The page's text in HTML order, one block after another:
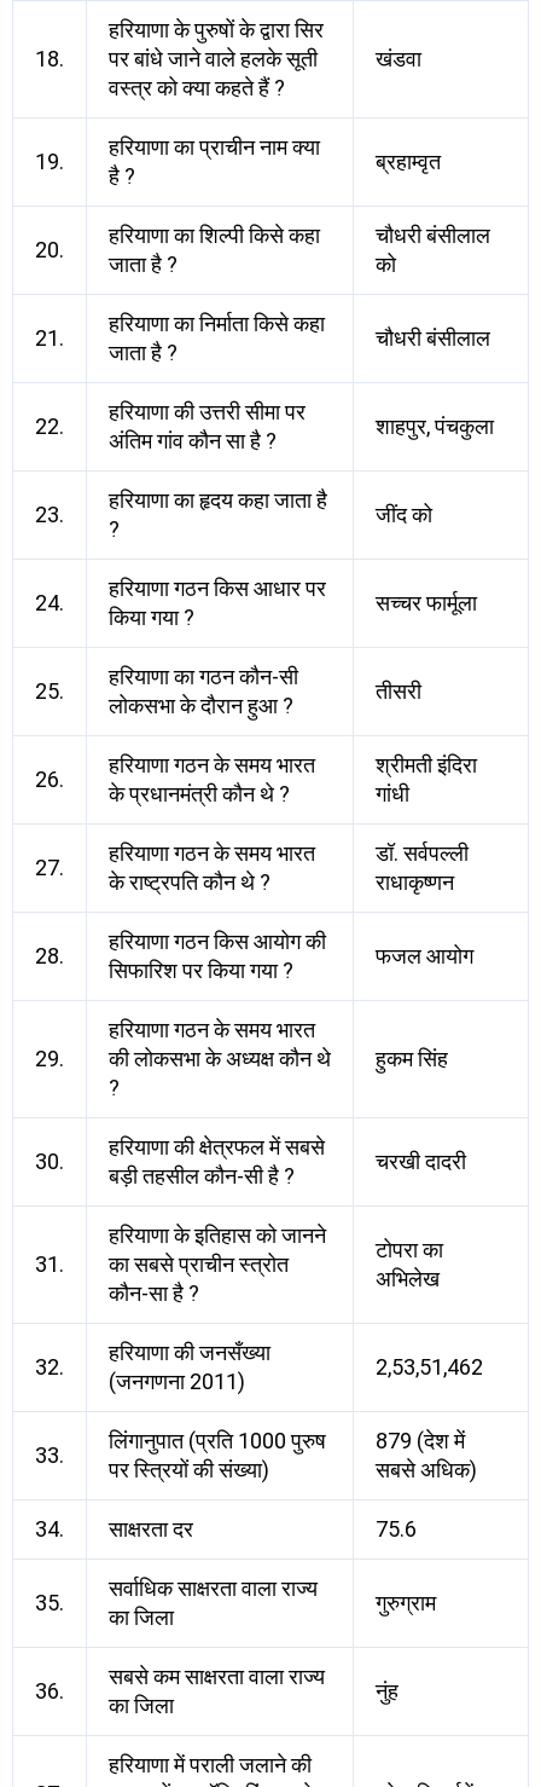
18.
हरियाणा के पुरुषों के द्वारा सिर
पर बांधे जाने वाले हलके सूती
वस्त्र को क्या कहते हैं ?
खंडवा
19.
हरियाणा का प्राचीन नाम क्या
है ?
ब्रहाम्वृत
20.
हरियाणा का शिल्पी किसे कहा
जाता है ?
चौधरी बंसीलाल
को
21.
हरियाणा का निर्माता किसे कहा
जाता है ?
चौधरी बंसीलाल
22.
हरियाणा की उत्तरी सीमा पर
अंतिम गांव कौन सा है ?
शाहपुर, पंचकुला
23.
हरियाणा का हृदय कहा जाता है
?
जींद को
24.
हरियाणा गठन किस आधार पर
किया गया ?
सच्चर फार्मूला
25.
हरियाणा का गठन कौन-सी
लोकसभा के दौरान हुआ ?
तीसरी
26.
हरियाणा गठन के समय भारत
के प्रधानमंत्री कौन थे ?
श्रीमती इंदिरा
गांधी
27.
हरियाणा गठन के समय भारत
के राष्ट्रपति कौन थे ?
डॉ. सर्वपल्ली
राधाकृष्णन
28.
हरियाणा गठन किस आयोग की
सिफारिश पर किया गया ?
फजल आयोग
29.
हरियाणा गठन के समय भारत
की लोकसभा के अध्यक्ष कौन थे
?
हुकम सिंह
30.
हरियाणा की क्षेत्रफल में सबसे
बड़ी तहसील कौन-सी है ?
चरखी दादरी
31.
हरियाणा के इतिहास को जानने
का सबसे प्राचीन स्त्रोत
कौन-सा है ?
टोपरा का
अभिलेख
32.
हरियाणा की जनसँख्या
(जनगणना 2011)
2,53,51,462
33.
लिंगानुपात (प्रति 1000 पुरुष
पर स्त्रियों की संख्या)
879 (देश में
सबसे अधिक)
34. साक्षरता दर 75.6
35.
सर्वाधिक साक्षरता वाला राज्य
का जिला
गुरुग्राम
36.
सबसे कम साक्षरता वाला राज्य
का जिला
नुंह
हरियाणा में पराली जलाने की